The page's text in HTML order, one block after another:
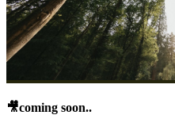
🎥coming soon..